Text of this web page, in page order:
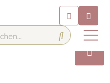
7 mit unserem